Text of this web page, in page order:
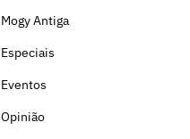
Mogy Antiga
Especiais
Eventos
Opinião